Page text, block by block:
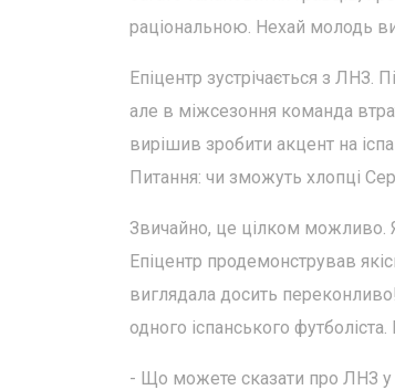
раціональною. Нехай молодь
Епіцентр зустрічається з ЛНЗ.
але в міжсезоння команда
вирішив зробити акцент на
Питання: чи зможуть хлопці
Звичайно, це цілком можливо.
Епіцентр продемонстрував
виглядала досить
одного іспанського
- Що можете сказати про ЛНЗ у